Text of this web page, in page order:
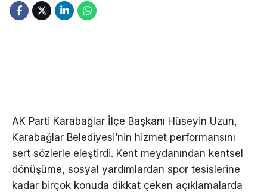
AK Parti Karabağlar İlçe Başkanı Hüseyin Uzun,
Karabağlar Belediyesi’nin hizmet performansını
sert sözlerle eleştirdi. Kent meydanından kentsel
dönüşüme, sosyal yardımlardan spor tesislerine
kadar birçok konuda dikkat çeken açıklamalarda